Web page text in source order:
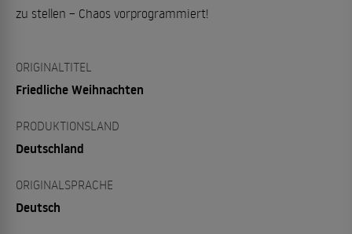
zu stellen – Chaos vorprogrammiert!
ORIGINALTITEL
Friedliche Weihnachten
PRODUKTIONSLAND
Deutschland
ORIGINALSPRACHE
Deutsch